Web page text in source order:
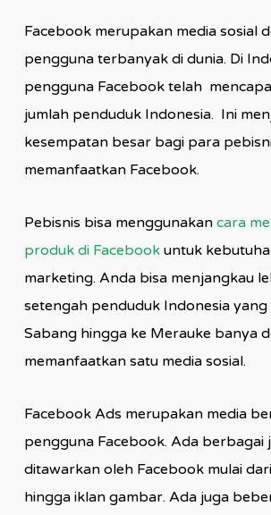
Facebook merupakan media sosial
pengguna terbanyak di dunia. Di
pengguna Facebook telah
jumlah penduduk Indonesia. Ini
kesempatan besar bagi para
memanfaatkan Facebook.
Pebisnis bisa menggunakan cara
produk di Facebookuntuk
marketing. Anda bisa menjangkau
setengah penduduk Indonesia
Sabang hingga ke Merauke banya
memanfaatkan satu media sosial.
Facebook Ads merupakan media
pengguna Facebook. Ada berbagai
ditawarkan oleh Facebook mulai
hingga iklan gambar. Ada juga